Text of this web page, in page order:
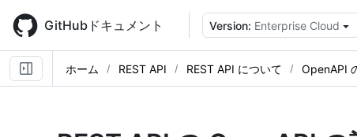
main
content
GitHubドキュメント Version: Enterprise Cloud
ホーム REST API REST API について OpenAPI